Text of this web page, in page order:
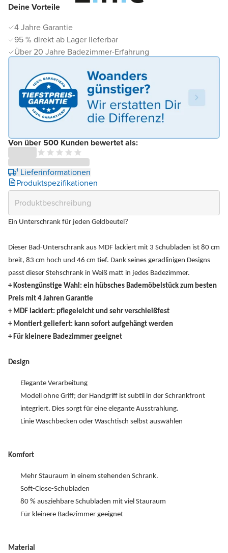
Deine Vorteile
4 Jahre Garantie
95 % direkt ab Lager lieferbar
Über 20 Jahre Badezimmer-Erfahrung
Von über 500 Kunden bewertet als:
¹ Lieferinformationen
Produktspezifikationen
Ein Unterschrank für jeden Geldbeutel?
Dieser Bad-Unterschrank aus MDF lackiert mit 3 Schubladen ist 80 cm
breit, 83 cm hoch und 46 cm tief. Dank seines geradlinigen Designs
passt dieser Stehschrank in Weiß matt in jedes Badezimmer.
+ Kostengünstige Wahl: ein hübsches Bademöbelstück zum besten
Preis mit 4 Jahren Garantie
+ MDF lackiert: pflegeleicht und sehr verschleißfest
+ Montiert geliefert: kann sofort aufgehängt werden
+ Für kleinere Badezimmer geeignet
Design
Elegante Verarbeitung
Modell ohne Griff; der Handgriff ist subtil in der Schrankfront
integriert. Dies sorgt für eine elegante Ausstrahlung.
Linie Waschbecken oder Waschtisch selbst auswählen
Komfort
Mehr Stauraum in einem stehenden Schrank.
Soft-Close-Schubladen
80 % ausziehbare Schubladen mit viel Stauraum
Für kleinere Badezimmer geeignet
Material